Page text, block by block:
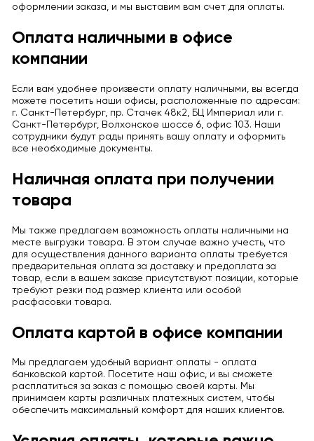
оформлении заказа, и мы выставим вам счет для оплаты.
Оплата наличными в офисе
компании
Если вам удобнее произвести оплату наличными, вы всегда
можете посетить наши офисы, расположенные по адресам:
г. Санкт-Петербург, пр. Стачек 48к2, БЦ Империал или г.
Санкт-Петербург, Волхонское шоссе 6, офис 103. Наши
сотрудники будут рады принять вашу оплату и оформить
все необходимые документы.
Наличная оплата при получении
товара
Мы также предлагаем возможность оплаты наличными на
месте выгрузки товара. В этом случае важно учесть, что
для осуществления данного варианта оплаты требуется
предварительная оплата за доставку и предоплата за
товар, если в вашем заказе присутствуют позиции, которые
требуют резки под размер клиента или особой
расфасовки товара.
Оплата картой в офисе компании
Мы предлагаем удобный вариант оплаты - оплата
банковской картой. Посетите наш офис, и вы сможете
расплатиться за заказ с помощью своей карты. Мы
принимаем карты различных платежных систем, чтобы
обеспечить максимальный комфорт для наших клиентов.